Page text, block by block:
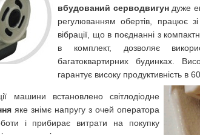
вбудований серводвигундуже
регулюванням обертів, працює
вібрації, що в поєднанні з
в комплект, дозволяє
багатоквартирних будинках.
гарантує високу продуктивність в
машини встановлено світлодіодне
яке знімє напругу з очей оператора
і прибирає витрати на покупку